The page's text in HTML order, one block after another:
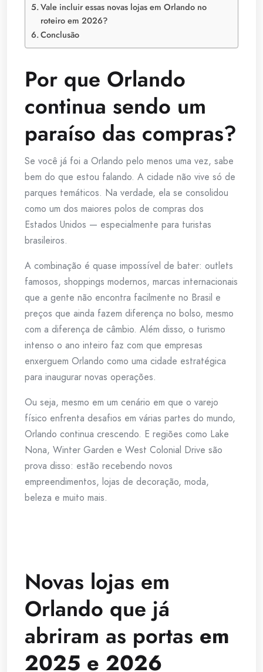
Vale incluir essas novas lojas em Orlando no
roteiro em 2026?
Conclusão
Por que Orlando
continua sendo um
paraíso das compras?
Se você já foi a Orlando pelo menos uma vez, sabe
bem do que estou falando. A cidade não vive só de
parques temáticos. Na verdade, ela se consolidou
como um dos maiores polos de compras dos
Estados Unidos — especialmente para turistas
brasileiros.
A combinação é quase impossível de bater: outlets
famosos, shoppings modernos, marcas internacionais
que a gente não encontra facilmente no Brasil e
preços que ainda fazem diferença no bolso, mesmo
com a diferença de câmbio. Além disso, o turismo
intenso o ano inteiro faz com que empresas
enxerguem Orlando como uma cidade estratégica
para inaugurar novas operações.
Ou seja, mesmo em um cenário em que o varejo
físico enfrenta desafios em várias partes do mundo,
Orlando continua crescendo. E regiões como Lake
Nona, Winter Garden e West Colonial Drive são
prova disso: estão recebendo novos
empreendimentos, lojas de decoração, moda,
beleza e muito mais.
Novas lojas em
Orlando que já
abriram as portas em
2025 e 2026